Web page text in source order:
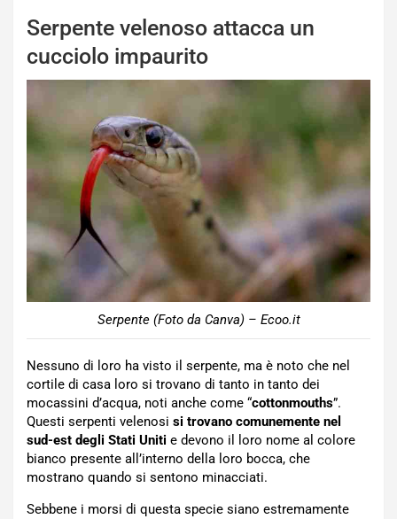
Serpente velenoso attacca un
cucciolo impaurito
Serpente (Foto da Canva) – Ecoo.it
Nessuno di loro ha visto il serpente, ma è noto che nel
cortile di casa loro si trovano di tanto in tanto dei
mocassini d’acqua, noti anche come “cottonmouths”.
Questi serpenti velenosi si trovano comunemente nel
sud-est degli Stati Uniti e devono il loro nome al colore
bianco presente all’interno della loro bocca, che
mostrano quando si sentono minacciati.
Sebbene i morsi di questa specie siano estremamente